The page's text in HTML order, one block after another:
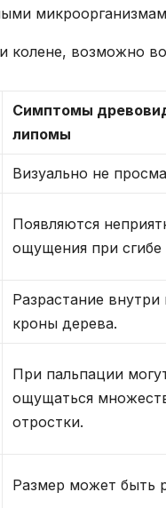
колене, возможно
Симптомы
липомы
Визуально не
Появляются
ощущения при сгибе
Разрастание
кроны дерева.
При пальпации
ощущаться
отростки.
Размер может быть